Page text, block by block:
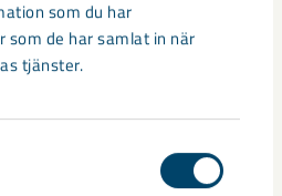
som du har
som de har samlat in när
tjänster.